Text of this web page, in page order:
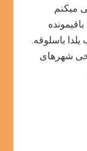
میکنم
باسلوقه.
شهرهای